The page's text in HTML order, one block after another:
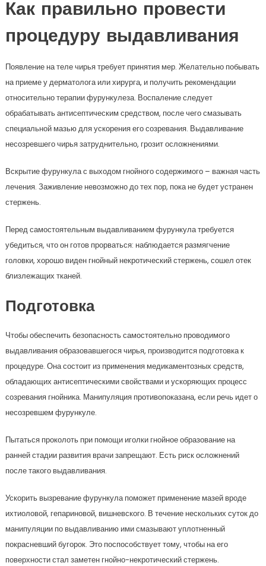
Как правильно провести
процедуру выдавливания
Появление на теле чирья требует принятия мер. Желательно побывать
на приеме у дерматолога или хирурга, и получить рекомендации
относительно терапии фурункулеза. Воспаление следует
обрабатывать антисептическим средством, после чего смазывать
специальной мазью для ускорения его созревания. Выдавливание
несозревшего чирья затруднительно, грозит осложнениями.
Вскрытие фурункула с выходом гнойного содержимого – важная часть
лечения. Заживление невозможно до тех пор, пока не будет устранен
стержень.
Перед самостоятельным выдавливанием фурункула требуется
убедиться, что он готов прорваться: наблюдается размягчение
головки, хорошо виден гнойный некротический стержень, сошел отек
близлежащих тканей.
Подготовка
Чтобы обеспечить безопасность самостоятельно проводимого
выдавливания образовавшегося чирья, производится подготовка к
процедуре. Она состоит из применения медикаментозных средств,
обладающих антисептическими свойствами и ускоряющих процесс
созревания гнойника. Манипуляция противопоказана, если речь идет о
несозревшем фурункуле.
Пытаться проколоть при помощи иголки гнойное образование на
ранней стадии развития врачи запрещают. Есть риск осложнений
после такого выдавливания.
Ускорить вызревание фурункула поможет применение мазей вроде
ихтиоловой, гепариновой, вишневского. В течение нескольких суток до
манипуляции по выдавливанию ими смазывают уплотненный
покрасневший бугорок. Это поспособствует тому, чтобы на его
поверхности стал заметен гнойно-некротический стержень.